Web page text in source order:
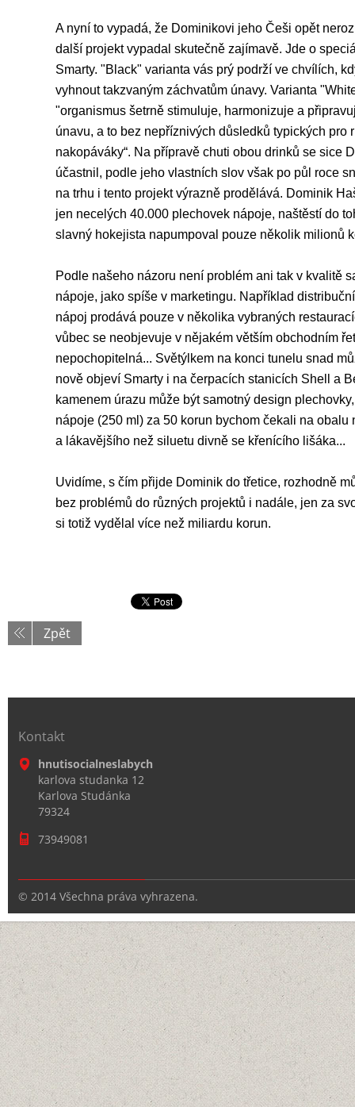
A nyní to vypadá, že Dominikovi jeho Češi opět
další projekt vypadal skutečně zajímavě. Jde o
Smarty. "Black" varianta vás prý podrží ve chvílích,
vyhnout takzvaným záchvatům únavy. Varianta
"organismus šetrně stimuluje, harmonizuje a
únavu, a to bez nepříznivých důsledků typických pro
nakopáváky“. Na přípravě chuti obou drinků se sice
účastnil, podle jeho vlastních slov však po půl roce
na trhu i tento projekt výrazně prodělává. Dominik
jen necelých 40.000 plechovek nápoje, naštěstí do
slavný hokejista napumpoval pouze několik milionů
Podle našeho názoru není problém ani tak v kvalitě
nápoje, jako spíše v marketingu. Například
nápoj prodává pouze v několika vybraných
vůbec se neobjevuje v nějakém větším obchodním
nepochopitelná... Světýlkem na konci tunelu snad
nově objeví Smarty i na čerpacích stanicích Shell a
kamenem úrazu může být samotný design
nápoje (250 ml) za 50 korun bychom čekali na obalu
a lákavějšího než siluetu divně se křenícího lišáka...
Uvidíme, s čím přijde Dominik do třetice, rozhodně
bez problémů do různých projektů i nadále, jen za
si totiž vydělal více než miliardu korun.
Zpět
Kontakt
hnutisocialneslabych
karlova studanka 12
Karlova Studánka
79324
73949081
© 2014 Všechna práva vyhrazena.